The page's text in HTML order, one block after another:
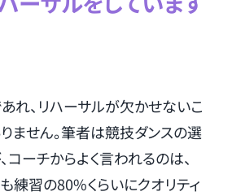
れ、リハーサルが欠かせないこ
ません。筆者は競技ダンスの選
コーチからよく言われるのは、
も練習の80%くらいにクオリティ